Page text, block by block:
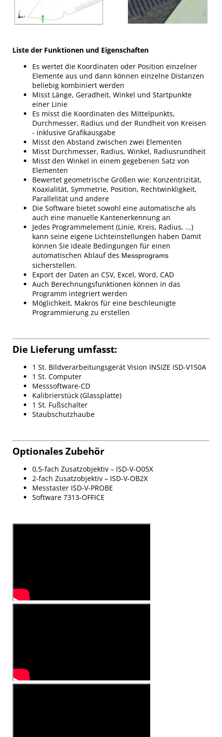
Liste der Funktionen und Eigenschaften
Es wertet die Koordinaten oder Position einzelner
Elemente aus und dann können einzelne Distanzen
beliebig kombiniert werden
Misst Länge, Geradheit, Winkel und Startpunkte
einer Linie
Es misst die Koordinaten des Mittelpunkts,
Durchmesser, Radius und der Rundheit von Kreisen
- inklusive Grafikausgabe
Misst den Abstand zwischen zwei Elementen
Misst Durchmesser, Radius, Winkel, Radiusrundheit
Misst den Winkel in einem gegebenen Satz von
Elementen
Bewertet geometrische Größen wie: Konzentrizität,
Koaxialität, Symmetrie, Position, Rechtwinkligkeit,
Parallelität und andere
Die Software bietet sowohl eine automatische als
auch eine manuelle Kantenerkennung an
Jedes Programmelement (Linie, Kreis, Radius, ...)
kann seine eigene Lichteinstellungen haben Damit
können Sie ideale Bedingungen für einen
automatischen Ablauf des Messprograms
sicherstellen.
Export der Daten an CSV, Excel, Word, CAD
Auch Berechnungsfunktionen können in das
Programm integriert werden
Möglichkeit, Makros für eine beschleunigte
Programmierung zu erstellen
Die Lieferung umfasst:
1 St. Bildverarbeitungsgerät Vision INSIZE ISD-V150A
1 St. Computer
Messsoftware-CD
Kalibrierstück (Glassplatte)
1 St. Fußschalter
Staubschutzhaube
Optionales Zubehör
0,5-fach Zusatzobjektiv – ISD-V-O05X
2-fach Zusatzobjektiv – ISD-V-OB2X
Messtaster ISD-V-PROBE
Software 7313-OFFICE